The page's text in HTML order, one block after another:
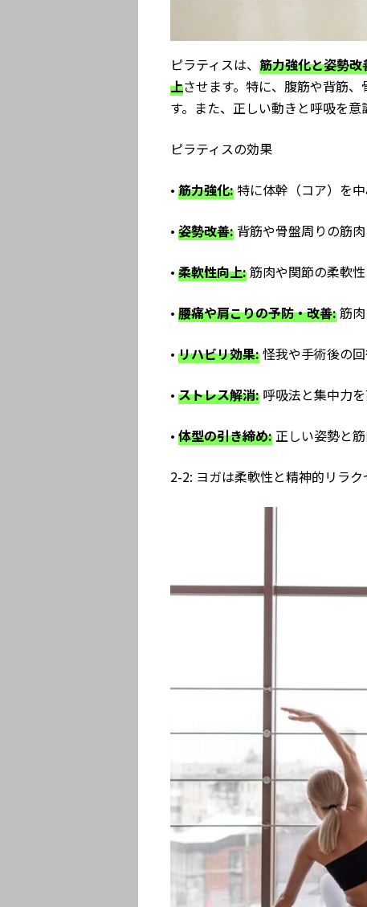
ピラティスは、 筋力強化と姿勢
上させます。特に、腹筋や背筋
す。また、正しい動きと呼吸を
ピラティスの効果
• 筋力強化:特に体幹（コア）を中
• 姿勢改善:背筋や骨盤周りの筋肉
• 柔軟性向上:筋肉や関節の柔軟性
• 腰痛や肩こりの予防・改善:筋肉
• リハビリ効果:怪我や手術後の回
• ストレス解消:呼吸法と集中力を
• 体型の引き締め:正しい姿勢と筋
2-2: ヨガは柔軟性と精神的リラ